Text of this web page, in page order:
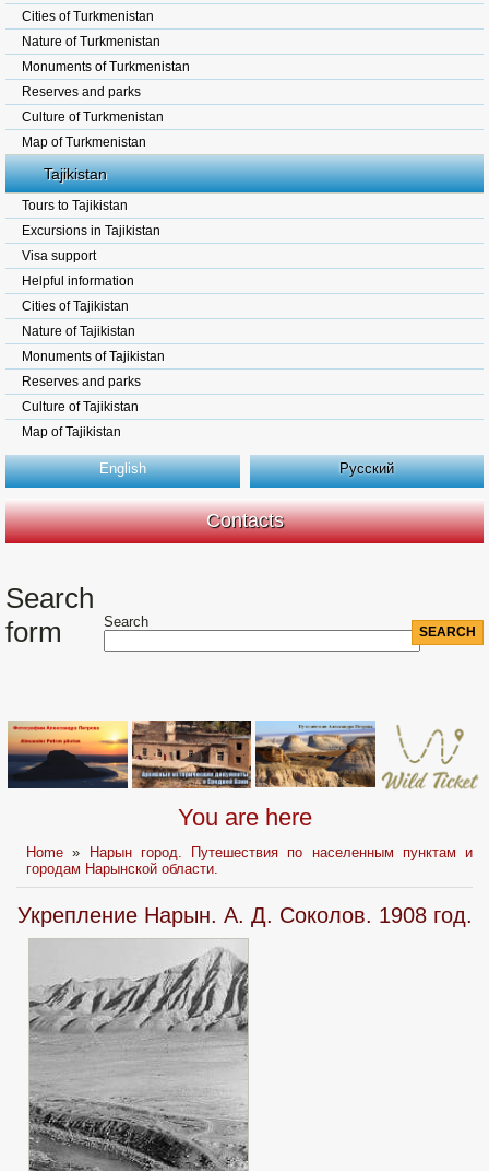
Cities of Turkmenistan
Nature of Turkmenistan
Monuments of Turkmenistan
Reserves and parks
Culture of Turkmenistan
Map of Turkmenistan
Tajikistan
Tours to Tajikistan
Excursions in Tajikistan
Visa support
Helpful information
Cities of Tajikistan
Nature of Tajikistan
Monuments of Tajikistan
Reserves and parks
Culture of Tajikistan
Map of Tajikistan
English Русский
Contacts
Search
form
Search
You are here
Home »
Нарын город. Путешествия по населенным пунктам и
городам Нарынской области.
Укрепление Нарын. А. Д. Соколов. 1908 год.